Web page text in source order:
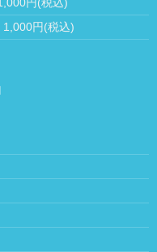
1,000円(税込)